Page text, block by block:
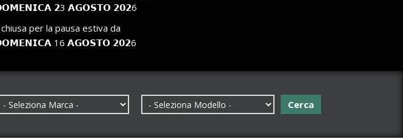
𝟮3 𝗔𝗚𝗢𝗦𝗧𝗢 𝟮𝟬𝟮6
per la pausa estiva da
16 𝗔𝗚𝗢𝗦𝗧𝗢 𝟮𝟬𝟮6
Cerca